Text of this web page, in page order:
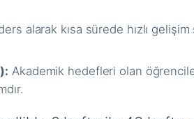
alarak kısa sürede hızlı
Akademik hedefleri olan